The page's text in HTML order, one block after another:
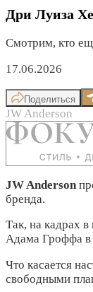
Дри Луиза
Смотрим, кто
17.06.2026
Поделиться
JW Anderson
JW Anderson
бренда.
Так, на кадрах
Адама Гроффа в
Что касается
свободными